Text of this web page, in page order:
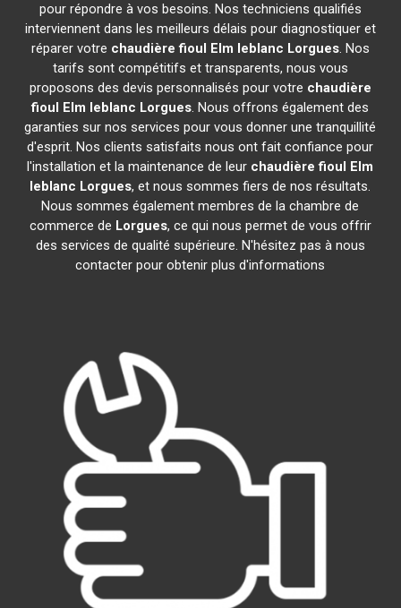
pour répondre à vos besoins. Nos techniciens qualifiés
interviennent dans les meilleurs délais pour diagnostiquer et
réparer votre chaudière fioul Elm leblanc Lorgues. Nos
tarifs sont compétitifs et transparents, nous vous
proposons des devis personnalisés pour votre chaudière
fioul Elm leblanc Lorgues. Nous offrons également des
garanties sur nos services pour vous donner une tranquillité
d'esprit. Nos clients satisfaits nous ont fait confiance pour
l'installation et la maintenance de leur chaudière fioul Elm
leblanc Lorgues, et nous sommes fiers de nos résultats.
Nous sommes également membres de la chambre de
commerce de Lorgues, ce qui nous permet de vous offrir
des services de qualité supérieure. N'hésitez pas à nous
contacter pour obtenir plus d'informations